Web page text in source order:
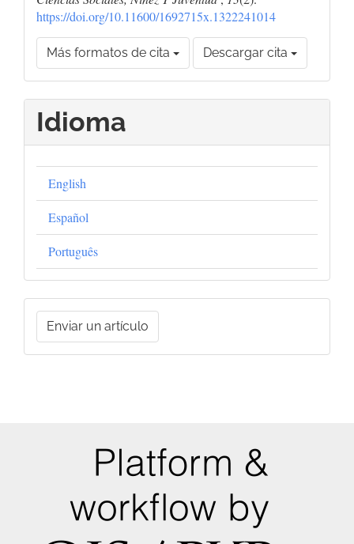
https://doi.org/10.11600/1692715x.1322241014
Más formatos de cita Descargar cita
Idioma
English
Español
Português
Enviar
unEnviar un artículo